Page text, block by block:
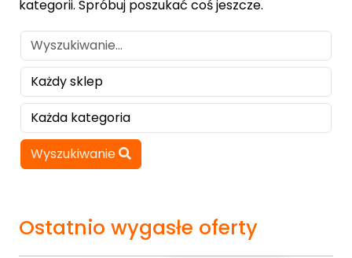
kategorii. Spróbuj poszukać coś jeszcze.
Wyszukiwanie
Ostatnio wygasłe oferty